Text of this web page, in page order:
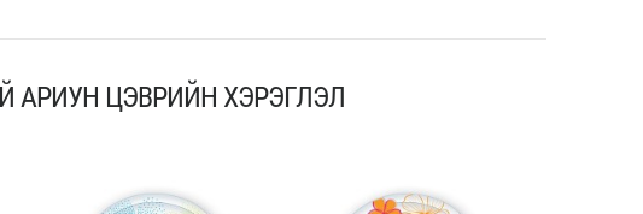
АРИУН ЦЭВРИЙН ХЭРЭГЛЭЛ